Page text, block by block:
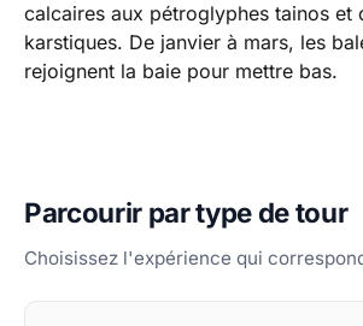
calcaires aux pétroglyphes tainos et
karstiques. De janvier à mars, les
rejoignent la baie pour mettre bas.
Parcourir par type de tour
Choisissez l'expérience qui